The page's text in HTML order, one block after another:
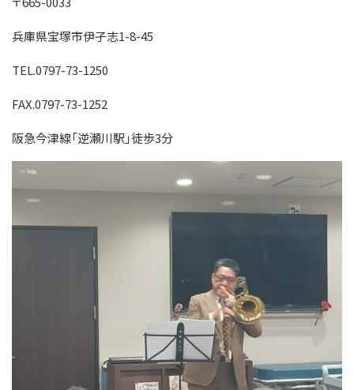
兵庫県宝塚市伊孑志1-8-45
TEL.0797-73-1250
FAX.0797-73-1252
阪急今津線「逆瀬川駅」徒歩3分